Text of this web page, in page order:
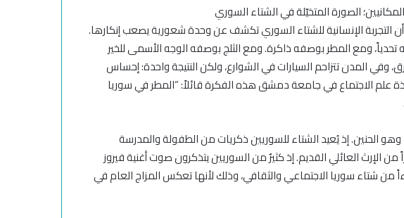
؛ الصورةالمتخيّلة في الشتاء السوري
أن التجربة الإنسانية للشتاء السوري تكشف عن وحدة شعورية يصعب إنكارها.
،ومع المطر بوصفه ذاكرة.ومع الثلج بوصفه الوجه الأسمى للخير
وفي المدنتتزاحمالسيارات في الشوارع،ولكن النتيجة واحدة: إحساس
علم الاجتماع في جامعة دمشق هذه الفكرة قائلاً: “المطر في سوريا
وهوالحنين. إذ يُعيد الشتاء للسوريين ذكريات من الطفولة والمدرسة
منالإرثالعائلي القديم.إذكثيرٌ من السوريين يتذكرون صوت أغنية فيروز
من شتاء سوريا الاجتماعي والثقافي،وذلكلأنها تعكس المزاج العام في